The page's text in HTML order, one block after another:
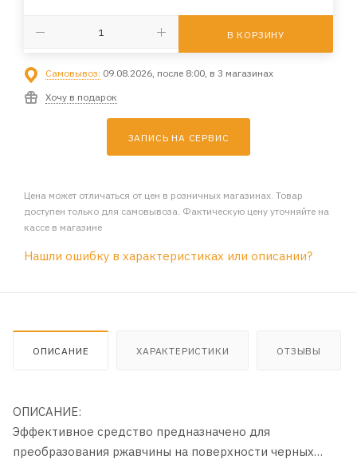
В КОРЗИНУ
Самовывоз: 09.08.2026, после 8:00, в 3 магазинах
Хочу в подарок
ЗАПИСЬ НА СЕРВИС
Цена может отличаться от цен в розничных магазинах. Товар
доступен только для самовывоза. Фактическую цену уточняйте на
кассе в магазине
Нашли ошибку в характеристиках или описании?
ОПИСАНИЕ ХАРАКТЕРИСТИКИ ОТЗЫВЫ
ОПИСАНИЕ:
Эффективное средство предназначено для
преобразования ржавчины на поверхности черных